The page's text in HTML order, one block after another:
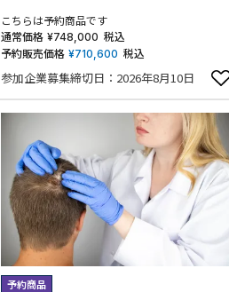
こちらは予約商品です
通常価格 ¥748,000 税込
予約販売価格 ¥710,600 税込
参加企業募集締切日：2026年8月10日
予約商品